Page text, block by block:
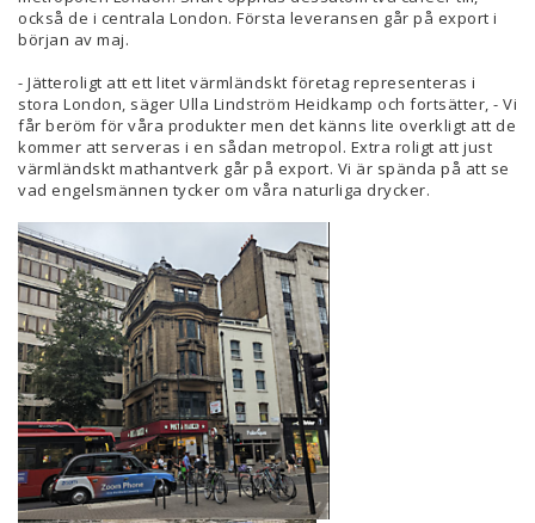
också de i centrala London. Första leveransen går på export i
början av maj.
- Jätteroligt att ett litet värmländskt företag representeras i
stora London, säger Ulla Lindström Heidkamp och fortsätter, - Vi
får beröm för våra produkter men det känns lite overkligt att de
kommer att serveras i en sådan metropol. Extra roligt att just
värmländskt mathantverk går på export. Vi är spända på att se
vad engelsmännen tycker om våra naturliga drycker.